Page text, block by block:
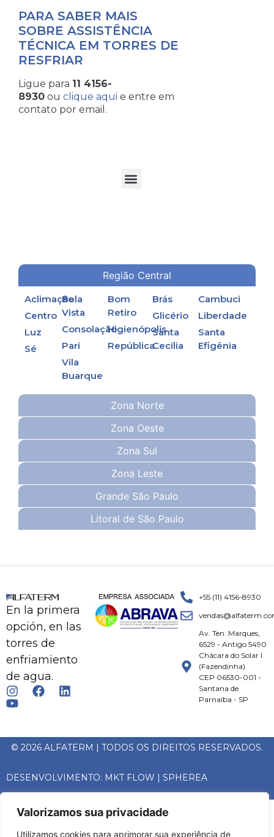
Valorizamos sua privacidade
Utilizamos cookies para aprimorar sua experiência de
PARA SABER MAIS
SOBRE ASSISTÊNCIA
TÉCNICA EM TORRES DE
RESFRIAR
Ligue para 11 4156-
8930 ou clique aqui e entre em
contato por email.
Região Central
Zona Norte
Zona Oeste
Zona Sul
Zona Leste
Grande São Paulo
Litoral de São Paulo
Aclimação
Centro
Luz
Sé
Bela
Vista
Consolação
Pari
Vila
Buarque
Bom
Retiro
Higienópolis
República
Brás
Glicério
Santa
Cecília
Cambuci
Liberdade
Santa
Efigênia
En la primera
opción, en las
torres de
enfriamiento
de agua.
+55 (11) 4156-8930
Av. Ten. Marques,
6529 - Antigo 5490
Chácara do Solar I
(Fazendinha)
CEP 06530-001 -
Santana de
Parnaíba - SP
© 2026 ALFATERM | TODOS OS DIREITOS RESERVADOS.
DESENVOLVIMENTO: MKT FLOW SPHEREA